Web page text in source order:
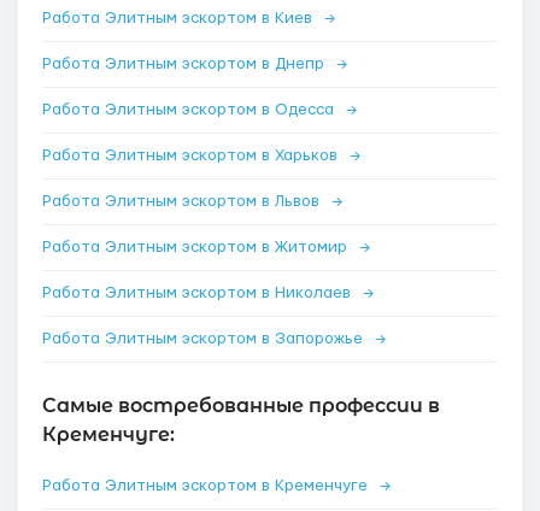
Работа Элитным эскортом в Киев →
Работа Элитным эскортом в Днепр →
Работа Элитным эскортом в Одесса →
Работа Элитным эскортом в Харьков →
Работа Элитным эскортом в Львов →
Работа Элитным эскортом в Житомир →
Работа Элитным эскортом в Николаев →
Работа Элитным эскортом в Запорожье →
Самые востребованные профессии в
Кременчуге:
Работа Элитным эскортом в Кременчуге →